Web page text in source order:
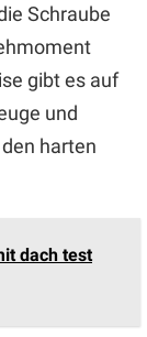
Schraube
gibt es auf
und
harten
dach test